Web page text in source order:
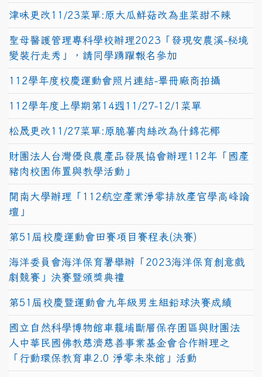
津味更改11/23菜單:原大瓜鮮菇改為韭菜甜不辣
聖母醫護管理專科學校辦理2023「發現安農溪-秘境
變裝行走秀」，請同學踴躍報名參加
112學年度校慶運動會照片連結-畢冊廠商拍攝
112學年度上學期第14週11/27-12/1菜單
松晟更改11/27菜單:原脆薯肉絲改為什錦花椰
財團法人台灣優良農產品發展協會辦理112年「國產
豬肉校園佈置與教學活動」
開南大學辦理「112航空產業淨零排放產官學高峰論
壇」
第51屆校慶運動會田賽項目賽程表(決賽)
海洋委員會海洋保育署舉辦「2023海洋保育創意戲
劇競賽」決賽暨頒獎典禮
第51屆校慶暨運動會九年級男生組鉛球決賽成績
國立自然科學博物館車籠埔斷層保存園區與財團法
人中華民國佛教慈濟慈善事業基金會合作辦理之
「行動環保教育車2.0 淨零未來館」活動